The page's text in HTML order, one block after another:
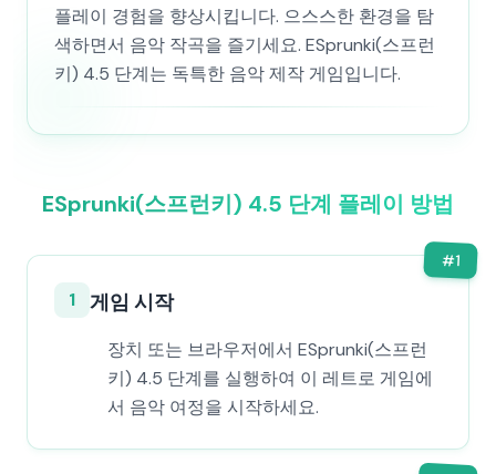
플레이 경험을 향상시킵니다. 으스스한 환경을 탐
색하면서 음악 작곡을 즐기세요. ESprunki(스프런
키) 4.5 단계는 독특한 음악 제작 게임입니다.
ESprunki(스프런키) 4.5 단계 플레이 방법
#1
1 게임 시작
장치 또는 브라우저에서 ESprunki(스프런
키) 4.5 단계를 실행하여 이 레트로 게임에
서 음악 여정을 시작하세요.